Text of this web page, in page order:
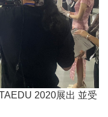
2020展出 並受